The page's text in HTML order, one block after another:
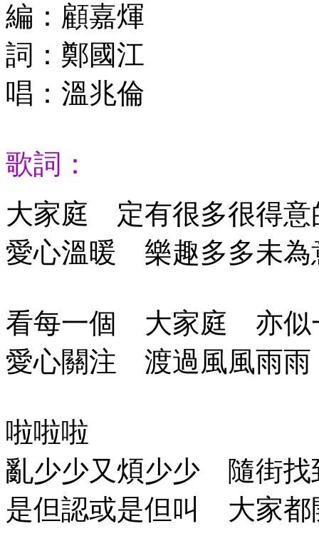
編：顧嘉煇
詞：鄭國江
唱：溫兆倫
歌詞：
大家庭 定有很多很得意
愛心溫暖 樂趣多多未為
看每一個 大家庭 亦似
愛心關注 渡過風風雨雨
啦啦啦
亂少少又煩少少 隨街找
是但認或是但叫 大家都